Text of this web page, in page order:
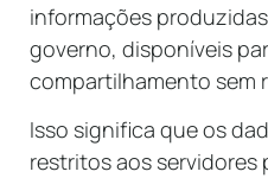
informações
governo, disponíveis
compartilhamento sem
Isso significa que os
restritos aos servidores